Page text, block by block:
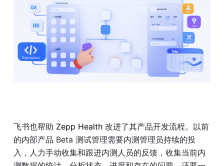
飞书也帮助 Zepp Health 改进了其产品开发流程。以前
的内部产品 Beta 测试管理需要内测管理员持续的投
入，人力手动收集和跟进内测人员的反馈，收集当前内